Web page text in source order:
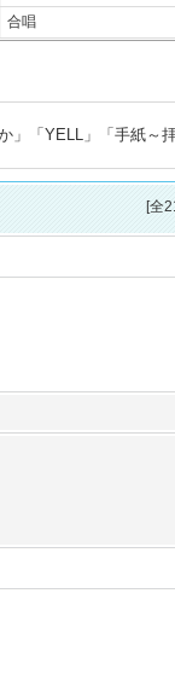
合唱
」「YELL」「手紙～
[全